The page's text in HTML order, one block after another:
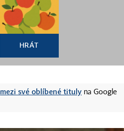
HRÁT
mezi své oblíbené tituly na Google